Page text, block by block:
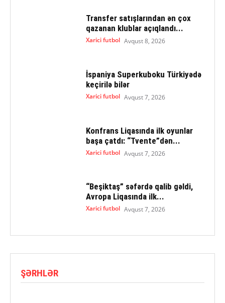
Transfer satışlarından ən çox
qazanan klublar açıqlandı...
Xarici futbol Avqust 8, 2026
İspaniya Superkuboku Türkiyədə
keçirilə bilər
Xarici futbol Avqust 7, 2026
Konfrans Liqasında ilk oyunlar
başa çatdı: “Tvente”dən...
Xarici futbol Avqust 7, 2026
“Beşiktaş” səfərdə qalib gəldi,
Avropa Liqasında ilk...
Xarici futbol Avqust 7, 2026
ŞƏRHLƏR